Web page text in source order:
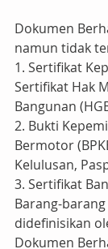
Dokumen
namun tidak
1. Sertifikat
Sertifikat Hak
Bangunan
2. Bukti
Bermotor
Kelulusan,
3. Sertifikat
Barang-
didefinisikan
Dokumen